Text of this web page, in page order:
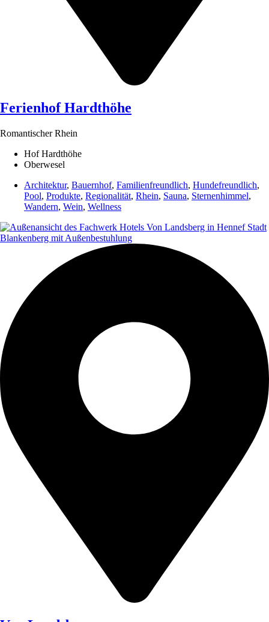
Ferienhof Hardthöhe
Romantischer Rhein
Hof Hardthöhe
Oberwesel
Architektur, Bauernhof, Familienfreundlich, Hundefreundlich,
Pool, Produkte, Regionalität, Rhein, Sauna, Sternenhimmel,
Wandern, Wein, Wellness